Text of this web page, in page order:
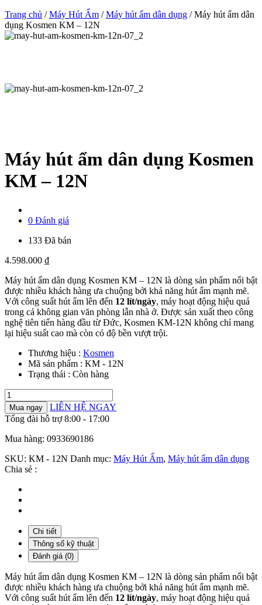
Trang chủ /Máy Hút Ẩm /Máy hút ẩm dân dụng / Máy hút ẩm dân
dụng Kosmen KM – 12N
Máy hút ẩm dân dụng Kosmen
KM – 12N
0 Đánh giá
133 Đã bán
4.598.000 ₫
Máy hút ẩm dân dụng Kosmen KM – 12N là dòng sản phẩm nổi bật
được nhiều khách hàng ưa chuộng bởi khả năng hút ẩm mạnh mẽ.
Với công suất hút ẩm lên đến 12 lít/ngày, máy hoạt động hiệu quả
trong cả không gian văn phòng lẫn nhà ở. Được sản xuất theo công
nghệ tiên tiến hàng đầu từ Đức, Kosmen KM-12N không chỉ mang
lại hiệu suất cao mà còn có độ bền vượt trội.
Thương hiệu : Kosmen
Mã sản phẩm : KM - 12N
Trạng thái : Còn hàng
Máy
hút
ẩm
dân
dụng
KM
-
lượng
Mua ngay
LIÊN HỆ NGAY
Tổng đài hỗ trợ 8:00 - 17:00
Mua hàng: 0933690186
SKU: KM - 12N Danh mục: Máy Hút Ẩm, Máy hút ẩm dân dụng
Chia sẻ :
Chi tiết
Thông số kỹ thuật
Đánh giá (0)
Máy hút ẩm dân dụng Kosmen KM – 12N là dòng sản phẩm nổi bật
được nhiều khách hàng ưa chuộng bởi khả năng hút ẩm mạnh mẽ.
Với công suất hút ẩm lên đến 12 lít/ngày, máy hoạt động hiệu quả